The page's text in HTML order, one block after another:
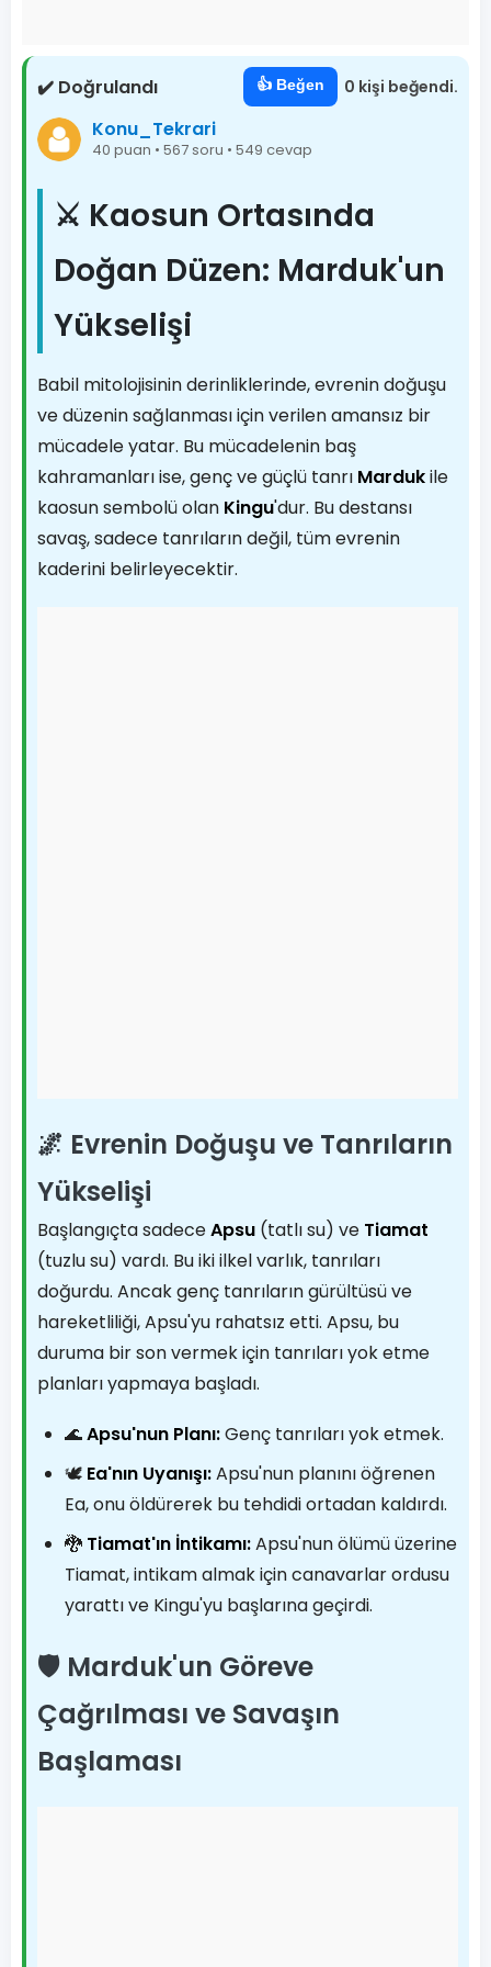
✔️ Doğrulandı 👍 Beğen 0 kişi beğendi.
Konu_Tekrari
40 puan • 567 soru • 549 cevap
⚔️ Kaosun Ortasında
Doğan Düzen: Marduk'un
Yükselişi
Babil mitolojisinin derinliklerinde, evrenin doğuşu
ve düzenin sağlanması için verilen amansız bir
mücadele yatar. Bu mücadelenin baş
kahramanları ise, genç ve güçlü tanrı Mardukile
kaosun sembolü olan Kingu'dur. Bu destansı
savaş, sadece tanrıların değil, tüm evrenin
kaderini belirleyecektir.
🌌 Evrenin Doğuşu ve Tanrıların
Yükselişi
Başlangıçta sadeceApsu (tatlı su) ve Tiamat
(tuzlu su) vardı. Bu iki ilkel varlık, tanrıları
doğurdu. Ancak genç tanrıların gürültüsü ve
hareketliliği, Apsu'yu rahatsız etti. Apsu, bu
duruma bir son vermek için tanrıları yok etme
planları yapmaya başladı.
🌊Apsu'nun Planı:Genç tanrıları yok etmek.
🕊️ Ea'nın Uyanışı:Apsu'nun planını öğrenen
Ea, onu öldürerek bu tehdidi ortadan kaldırdı.
🐉 Tiamat'ın İntikamı:Apsu'nun ölümü üzerine
Tiamat, intikam almak için canavarlar ordusu
yarattı ve Kingu'yu başlarına geçirdi.
🛡️ Marduk'un Göreve
Çağrılması ve Savaşın
Başlaması